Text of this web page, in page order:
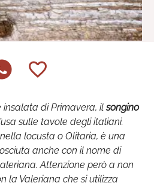
insalata di Primavera, ilsongino
sulle tavole degli italiani.
locusta o Olitaria, è una
anche con il nome di
Attenzione però a non
la Valeriana che si utilizza